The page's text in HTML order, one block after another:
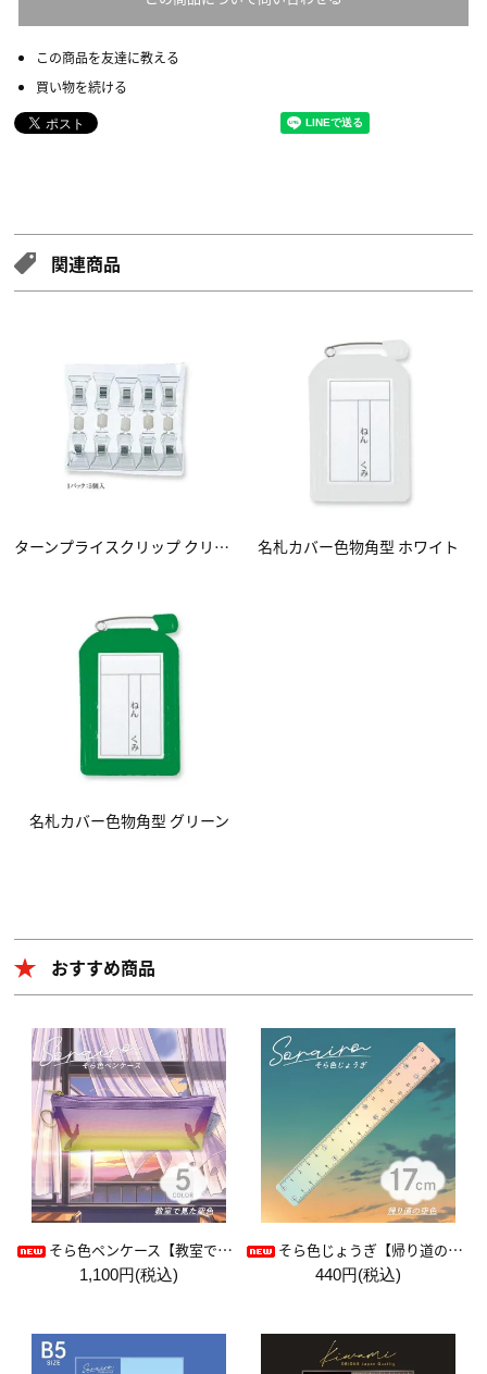
この商品を友達に教える
買い物を続ける
関連商品
ターンプライスクリップ クリップ連結タイプ 業務用:30個入 名札カバー色物角型 ホワイト
名札カバー色物角型 グリーン
おすすめ商品
そら色ペンケース【教室で見た空色】
1,100円(税込)
そら色じょうぎ【帰り道の空色】
440円(税込)